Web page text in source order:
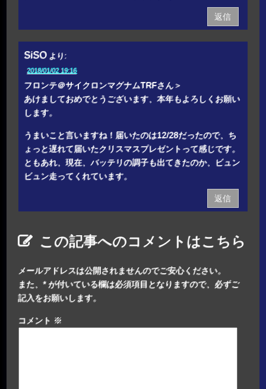
返信
SiSO より:
2018/01/02 19:16
フロンテ＠サイクロンマグナムTRFさん＞
あけましておめでとうございます、本年もよろしくお願い
します。
うまいこと言いますね！届いたのは12/28だったので、ち
ょっと遅れて届いたクリスマスプレゼントって感じです。
ともあれ、現在、バッテリの調子も出てきたのか、ビュン
ビュン走ってくれています。
返信
この記事へのコメントはこちら
メールアドレスは公開されませんのでご安心ください。
また、*が付いている欄は必須項目となりますので、必ずご
記入をお願いします。
コメント ※